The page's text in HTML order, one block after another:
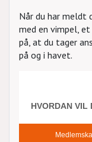
Når du har meldt
med en vimpel,
på, at du tager
på og i havet.